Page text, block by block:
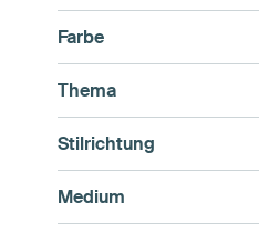
Farbe
Thema
Stilrichtung
Medium